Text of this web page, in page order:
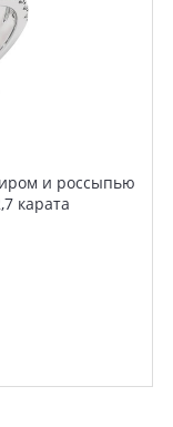
и россыпью
карата